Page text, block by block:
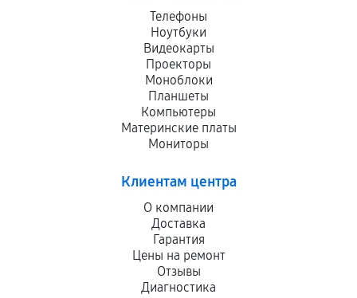
Телефоны
Ноутбуки
Видеокарты
Проекторы
Моноблоки
Планшеты
Компьютеры
Материнские платы
Мониторы
Клиентам центра
О компании
Доставка
Гарантия
Цены на ремонт
Отзывы
Диагностика